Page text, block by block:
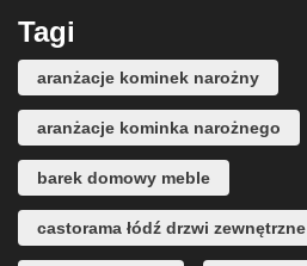
Tagi
aranżacje kominek narożny
aranżacje kominka narożnego
barek domowy meble
castorama łódź drzwi zewnętrzne